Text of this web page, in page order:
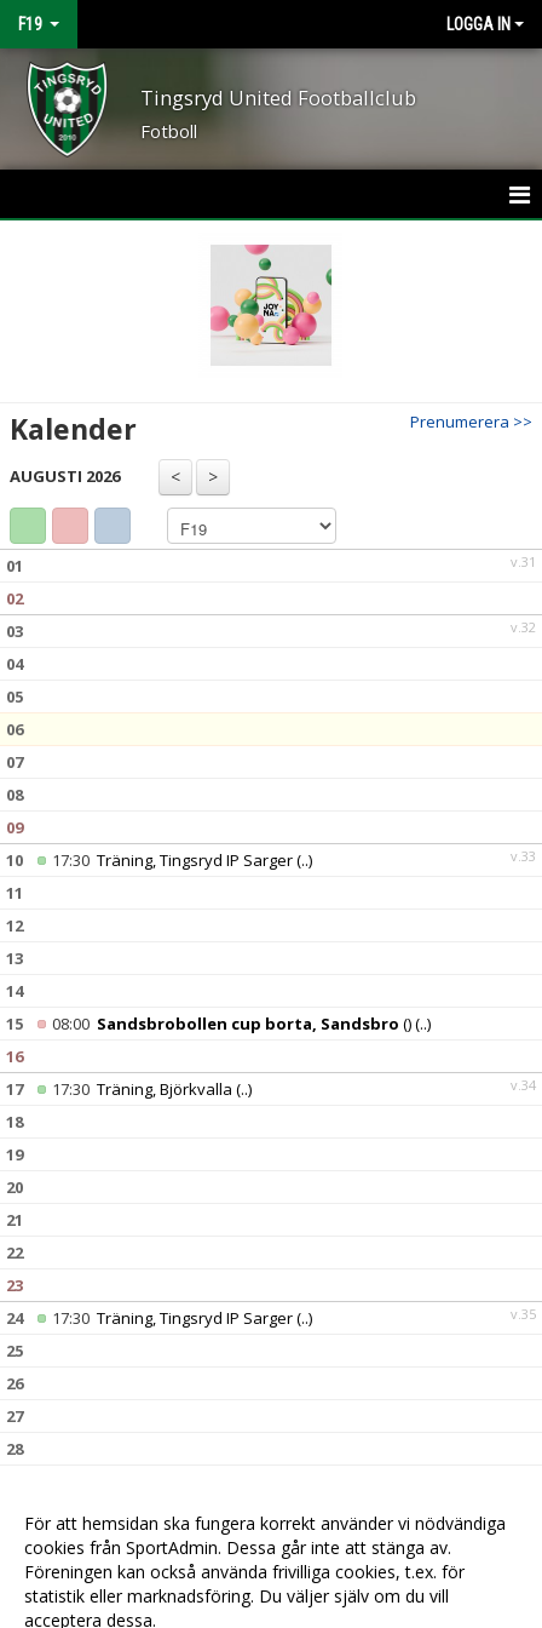
F19 LOGGA IN
Tingsryd United Footballclub
Fotboll
BILDGALLERI
DOKUMENT
KONTAKT
Prenumerera >>
Kalender
AUGUSTI 2026
v.31
01
02
v.32
03
04
05
06
07
08
09
v.33
10 17:30 Träning, Tingsryd IP Sarger(..)
11
12
13
14
15
08:00 Sandsbrobollen cup borta, Sandsbro ()(..)
16
v.34
17 17:30 Träning, Björkvalla (..)
18
19
20
21
22
23
v.35
24 17:30 Träning, Tingsryd IP Sarger(..)
25
26
27
28
08:00 Poolspel Ramdala, Ramdalas
17:30Träning, Björkvalla(..)
För att hemsidan ska fungera korrekt använder vi nödvändiga
cookies från SportAdmin. Dessa går inte att stänga av.
Föreningen kan också använda frivilliga cookies, t.ex. för
statistik eller marknadsföring. Du väljer själv om du vill
acceptera dessa.